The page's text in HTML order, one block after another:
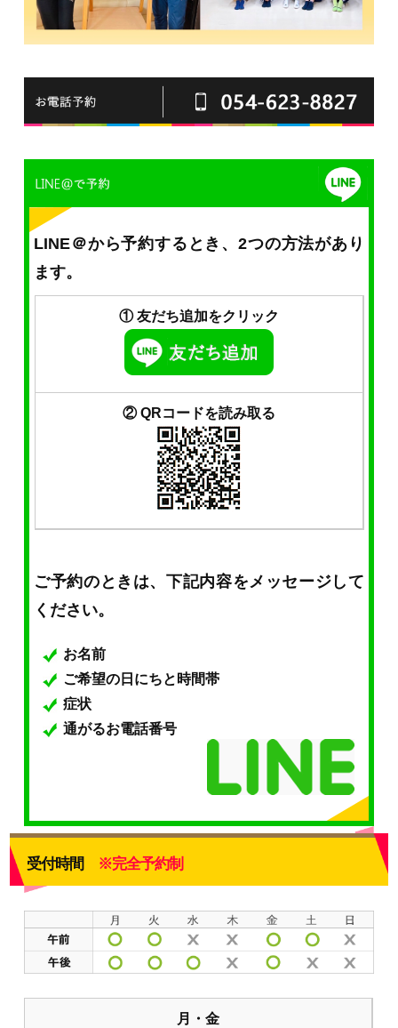
LINE＠から予約するとき、2つの方法があり
ます。
① 友だち追加をクリック
② QRコードを読み取る
ご予約のときは、下記内容をメッセージして
ください。
お名前
ご希望の日にちと時間帯
症状
通がるお電話番号
受付時間 ※完全予約制
月・金